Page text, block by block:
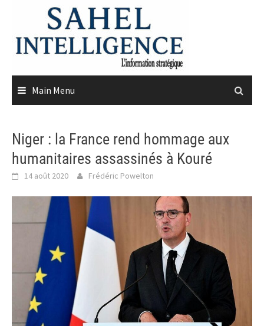
content
Main Menu
Niger : la France rend hommage aux
humanitaires assassinés à Kouré
14 août 2020 Frédéric Powelton